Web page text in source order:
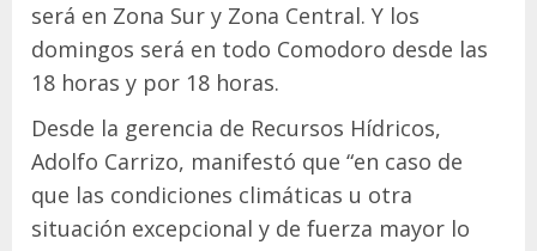
será en Zona Sur y Zona Central. Y los
domingos será en todo Comodoro desde las
18 horas y por 18 horas.
Desde la gerencia de Recursos Hídricos,
Adolfo Carrizo, manifestó que “en caso de
que las condiciones climáticas u otra
situación excepcional y de fuerza mayor lo